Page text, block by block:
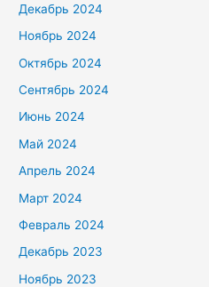
Декабрь 2024
Ноябрь 2024
Октябрь 2024
Сентябрь 2024
Июнь 2024
Май 2024
Апрель 2024
Март 2024
Февраль 2024
Декабрь 2023
Ноябрь 2023